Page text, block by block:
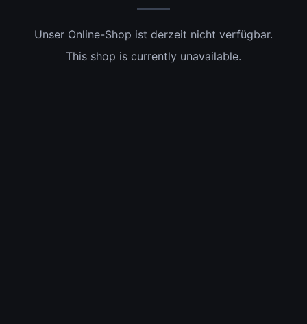
Unser Online-Shop ist derzeit nicht verfügbar.
This shop is currently unavailable.